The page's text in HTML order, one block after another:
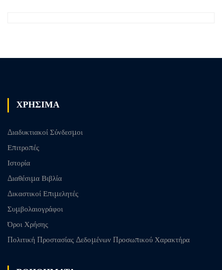
ΧΡΗΣΙΜΑ
Διαδυκτιακοί Σύνδεσμοι
Επιτροπές
Ιστορία
Διαθέσιμα Βιβλία
Δικαστικοί Επιμελητές
Συμβολαιογράφοι
Όροι Χρήσης
Πολιτική Προστασίας Δεδομένων Προσωπικού Χαρακτήρα